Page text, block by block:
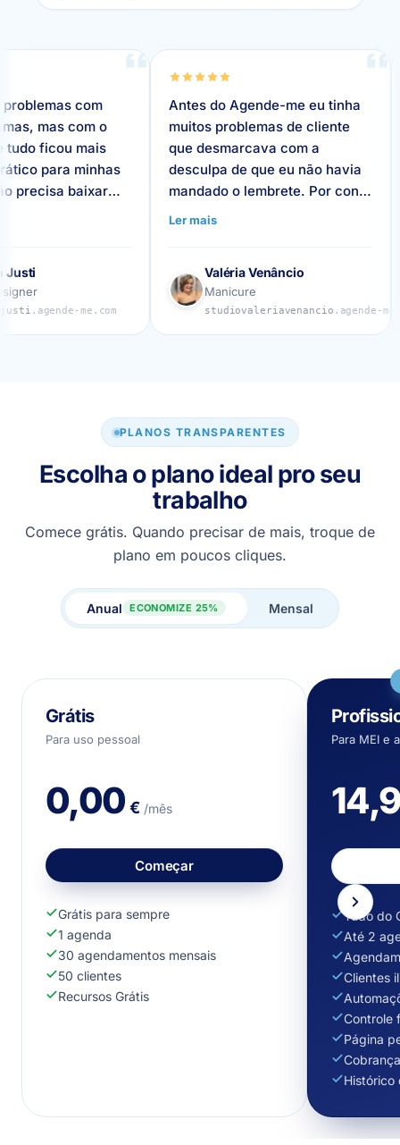
Antes do Agende-me eu tinha
muitos problemas de cliente
que desmarcava com a
desculpa de que eu não havia
mandado o lembrete. Por conta
da correria de atendimentos e
Depois que conheci o Agende-
me esse problema acabou, ele
manda 24h antes e 1h antes.
Valéria Venâncio
studiovaleriavenancio.agende-me.com
O Agende-
agilidade.
mais nos
meus
PLANOS TRANSPARENTES
Escolha o plano ideal pro seu
trabalho
Comece grátis. Quando precisar de mais, troque de
plano em poucos cliques.
Anual ECONOMIZE 25% Mensal
Grátis
Para uso pessoal
€
0,00 /mês
Começar
Grátis para sempre
1 agenda
30 agendamentos mensais
50 clientes
Recursos Grátis
Para MEI e
Tudo do
Até 2
Clientes
Controle
Página
Histórico